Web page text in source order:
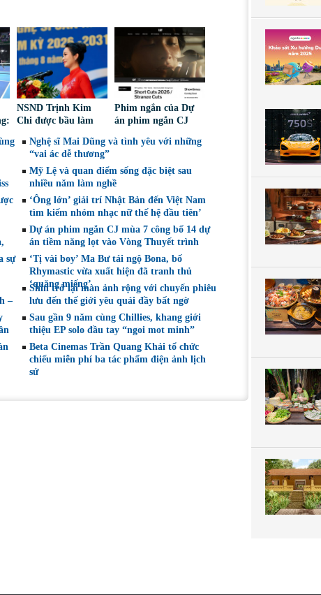
NSND Trịnh Kim
Chi được bầu làm
Nghệ sĩ Sân khấu
Việt Nam
Phim ngắn của Dự
án phim ngắn CJ
tại LHP quốc tế
Nghệ sĩ Mai Dũng và tình yêu với những
“vai ác dễ thương”
Mỹ Lệ và quan điểm sống đặc biệt sau
nhiều năm làm nghề
‘Ông lớn’ giải trí Nhật Bản đến Việt Nam
tìm kiếm nhóm nhạc nữ thế hệ đầu tiên’
Dự án phim ngắn CJ mùa 7 công bố 14 dự
án tiềm năng lọt vào Vòng Thuyết trình
sự
‘Tị vài boy’ Ma Bư tái ngộ Bona, bố
Rhymastic vừa xuất hiện đã tranh thủ
‘quăng miếng’
–
Shin trở lại màn ảnh rộng với chuyến phiêu
lưu đến thế giới yêu quái đầy bất ngờ
Sau gần 9 năm cùng Chillies, khang giới
thiệu EP solo đầu tay “ngoi mot minh”
Beta Cinemas Trần Quang Khải tổ chức
chiếu miễn phí ba tác phẩm điện ảnh lịch
sử